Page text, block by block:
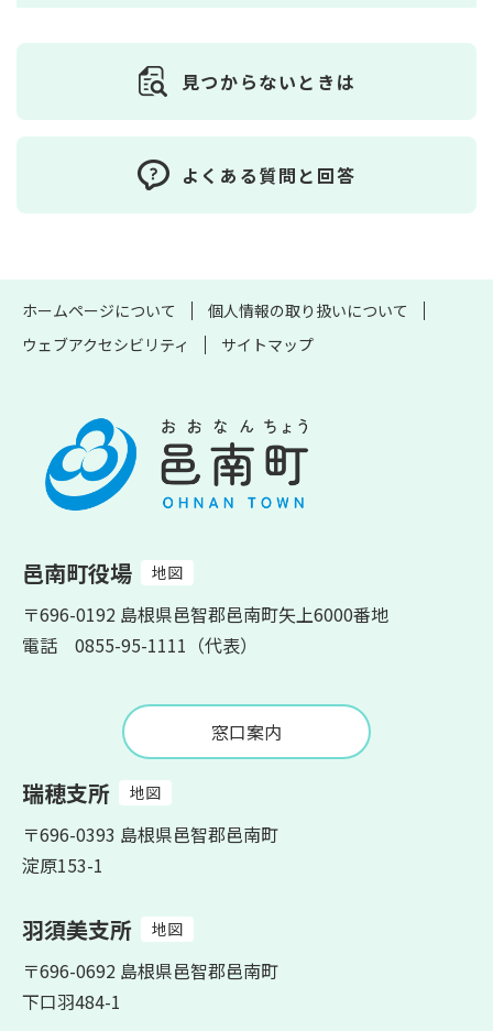
見つからないときは
よくある質問と回答
ホームページについて
個人情報の取り扱いについて
ウェブアクセシビリティ
サイトマップ
邑南町役場 地図
〒696-0192 島根県邑智郡邑南町矢上6000番地
電話 0855-95-1111（代表）
窓口案内
瑞穂支所 地図
〒696-0393 島根県邑智郡邑南町
淀原153-1
羽須美支所 地図
〒696-0692 島根県邑智郡邑南町
下口羽484-1